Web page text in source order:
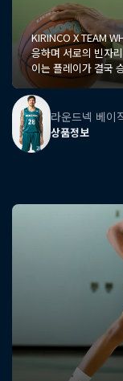
KIRINCO X TEAM WHYNOT
응하며 서로의 빈자리를 채우는 것. 공이
이는 플레이가 결국 승부의 차
#Basketball
라운드넥 베이
상품정보